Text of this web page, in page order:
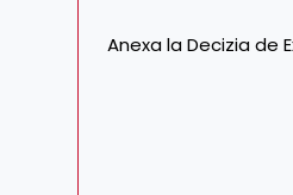
Anexa la Decizia de